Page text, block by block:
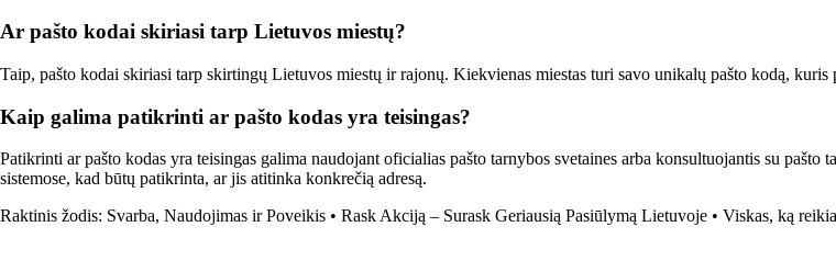
Ar pašto kodai skiriasi tarp Lietuvos miestų?
Taip, pašto kodai skiriasi tarp skirtingų Lietuvos miestų ir rajonų. Kiekvienas miestas turi savo unikalų pašto kodą,
Kaip galima patikrinti ar pašto kodas yra teisingas?
Patikrinti ar pašto kodas yra teisingas galima naudojant oficialias pašto tarnybos svetaines arba konsultuojantis su
sistemose, kad būtų patikrinta, ar jis atitinka konkrečią adresą.
Raktinis žodis: Svarba, Naudojimas ir Poveikis • Rask Akciją – Surask Geriausią Pasiūlymą Lietuvoje • Viskas, ką